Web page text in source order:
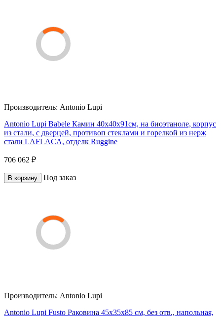
Производитель: Antonio Lupi
Antonio Lupi Babele Камин 40х40х91cм, на биоэтаноле, корпус
из стали, с дверцей, противоп стеклами и горелкой из нерж
стали LAFLACA, отделк Ruggine
706 062 ₽
В корзину Под заказ
Производитель: Antonio Lupi
Antonio Lupi Fusto Раковина 45х35х85 см, без отв., напольная,